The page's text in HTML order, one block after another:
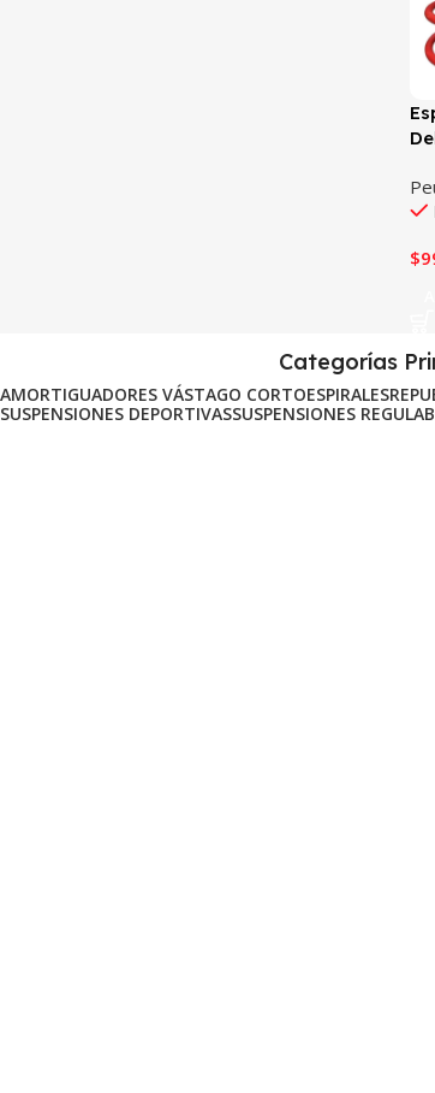
$
Categorías
AMORTIGUADORES VÁSTAGO CORTOESPIRALES
SUSPENSIONES DEPORTIVASSUSPENSIONES